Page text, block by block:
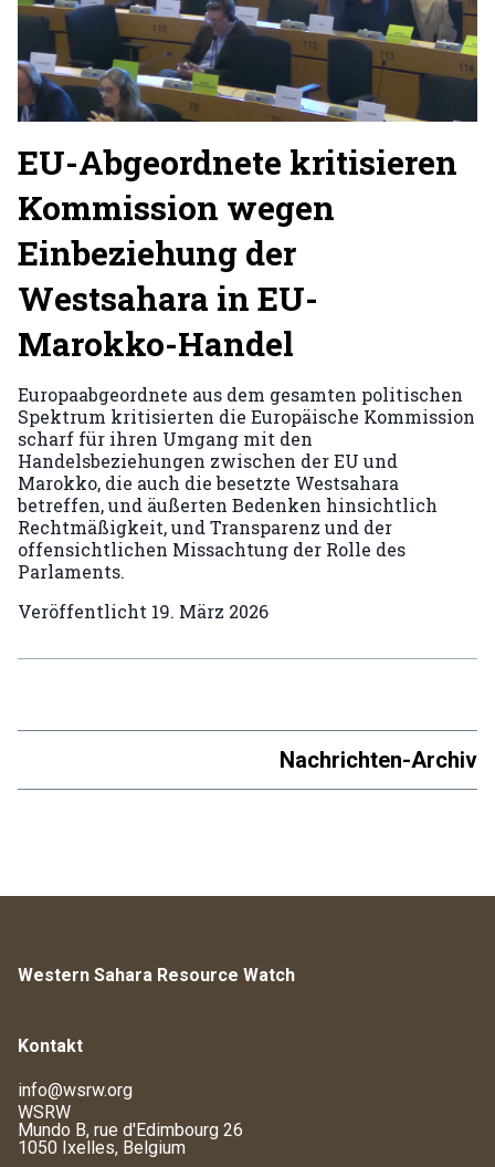
EU-Abgeordnete kritisieren
Kommission wegen
Einbeziehung der
Westsahara in EU-
Marokko-Handel
Europaabgeordnete aus dem gesamten politischen
Spektrum kritisierten die Europäische Kommission
scharf für ihren Umgang mit den
Handelsbeziehungen zwischen der EU und
Marokko, die auch die besetzte Westsahara
betreffen, und äußerten Bedenken hinsichtlich
Rechtmäßigkeit, und Transparenz und der
offensichtlichen Missachtung der Rolle des
Parlaments.
Veröffentlicht 19. März 2026
Nachrichten-Archiv
Western Sahara Resource Watch
Kontakt
info@wsrw.org
WSRW
Mundo B, rue d'Edimbourg 26
1050 Ixelles, Belgium